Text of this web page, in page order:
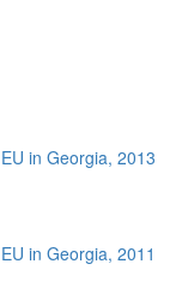
in Georgia, 2013
in Georgia, 2011